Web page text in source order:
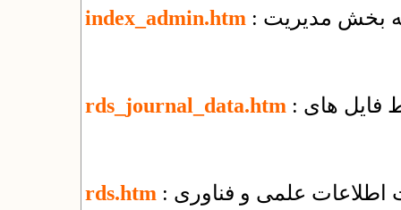
index_admin.htm بخش مدیریت
rds_journal_data.htm
rds.htm اطلاعات علمی و فناوری